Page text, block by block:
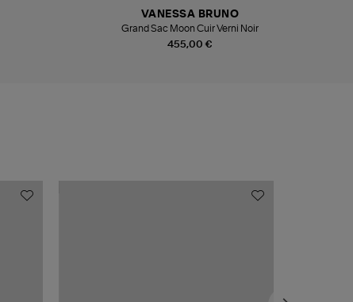
455,00 €
VANESSA BRUNO
Grand Sac Moon Cuir Verni Noir